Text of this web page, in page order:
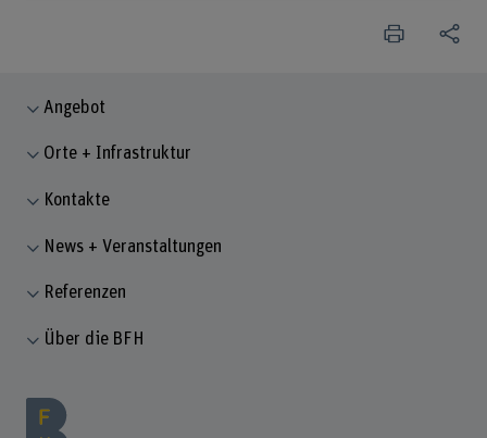
Angebot
Orte + Infrastruktur
Kontakte
News + Veranstaltungen
Referenzen
Über die BFH